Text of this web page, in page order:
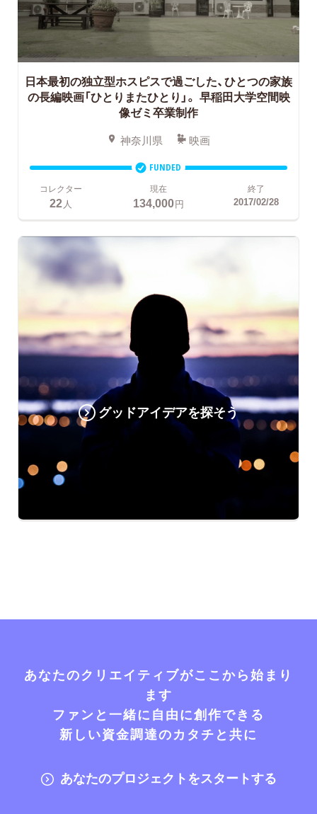
日本最初の独立型ホスピスで過ごした、ひとつの家族
の長編映画「ひとりまたひとり」。 早稲田大学空間映
像ゼミ卒業制作
神奈川県 映画
FUNDED
コレクター
22 人
現在
134,000円
終了
2017/02/28
グッドアイデアを探そう
あなたのクリエイティブがここから始まり
ます
ファンと一緒に自由に創作できる
新しい資金調達のカタチと共に
あなたのプロジェクトをスタートする